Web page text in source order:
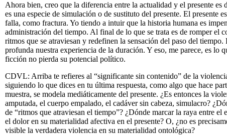
Ahora bien, creo que la diferencia entre la actualidad y el presente
es una especie de simulación o de sustituto del presente. El presente
falla, como fractura. Yo tiendo a intuir que la historia humana es
administración del tiempo. Al final de lo que se trata es de romper el
ritmos que se atraviesan y redefinen la sensación del paso del
profunda nuestra experiencia de la duración. Y eso, me parece, es lo
ficción no pierda su potencial político.
CDVL: Arriba te refieres al “significante sin contenido” de la
siguiendo lo que dices en tu última respuesta, como algo que hace
muestra, se modela mediáticamente del presente. ¿Es entonces la
amputada, el cuerpo empalado, el cadáver sin cabeza, simulacro?
de “ritmos que atraviesan el tiempo”? ¿Dónde marcar la raya entre el
el dolor en su materialidad afectiva en el presente? O, ¿no es
visible la verdadera violencia en su materialidad ontológica?